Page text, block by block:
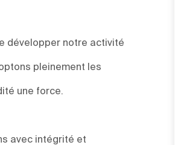
développer notre activité
pleinement les
une force.
avec intégrité et